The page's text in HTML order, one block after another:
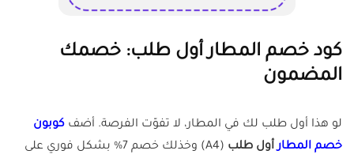
كود خصم المطار أول طلب: خصمك
المضمون
لو هذا أول طلب لك في المطار، لا تفوّت الفرصة. أضف كوبون
خصم المطارأول طلب
(A4) وخذلك خصم 7% بشكل فوري على